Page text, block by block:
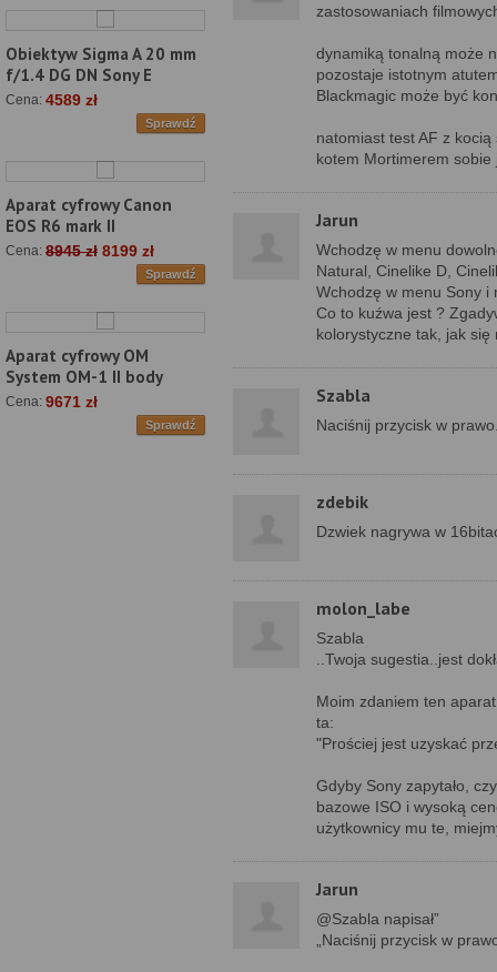
Obiektyw Sigma A 20 mm
f/1.4 DG DN Sony E
Cena: 4589 zł
Sprawdź
Aparat cyfrowy Canon
EOS R6 mark II
Cena: 8945 zł 8199 zł
Sprawdź
Aparat cyfrowy OM
System OM-1 II body
Cena: 9671 zł
Sprawdź
zastosowaniach
dynamiką tonalną może
pozostaje istotnym
Blackmagic może być
natomiast test AF z
kotem Mortimerem
Jarun
Wchodzę w menu
Natural, Cinelike D,
Wchodzę w menu Sony
Co to kuźwa jest ?
kolorystyczne tak, jak się
Szabla
Naciśnij przycisk w
zdebik
Dzwiek nagrywa w
molon_labe
Szabla
..Twoja sugestia..jest
Moim zdaniem ten
ta:
"Prościej jest uzyskać
Gdyby Sony zapytało,
bazowe ISO i wysoką
użytkownicy mu te,
Jarun
@Szabla napisał”
„Naciśnij przycisk w